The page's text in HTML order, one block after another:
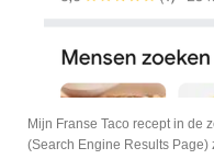
Mijn Franse Taco recept in de
(Search Engine Results Page)